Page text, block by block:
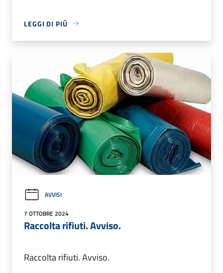
LEGGI DI PIÙ
AVVISI
7 OTTOBRE 2024
Raccolta rifiuti. Avviso.
Raccolta rifiuti. Avviso.